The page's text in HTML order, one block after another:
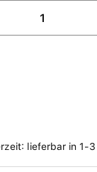
lieferbar in 1-